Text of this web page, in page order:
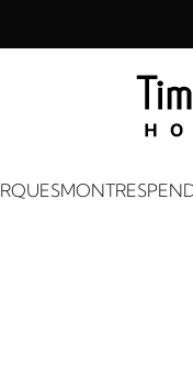
MONTRES